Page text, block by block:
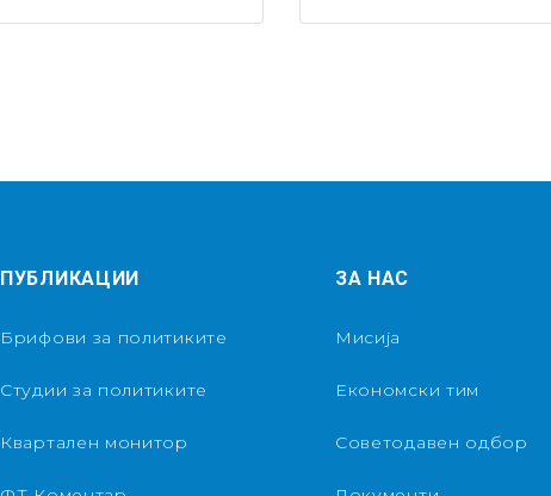
ПУБЛИКАЦИИ
Брифови за политиките
Студии за политиките
Квартален монитор
ЗА НАС
Мисија
Економски тим
Советодавен одбор